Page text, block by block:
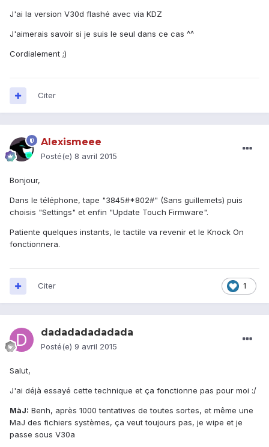
J'ai la version V30d flashé avec via KDZ
J'aimerais savoir si je suis le seul dans ce cas ^^
Cordialement ;)
Citer
Alexismeee
Posté(e) 8 avril 2015
Bonjour,
Dans le téléphone, tape "3845#*802#" (Sans guillemets) puis
choisis "Settings" et enfin "Update Touch Firmware".
Patiente quelques instants, le tactile va revenir et le Knock On
fonctionnera.
1
Citer
dadadadadadada
Posté(e) 9 avril 2015
Salut,
J'ai déjà essayé cette technique et ça fonctionne pas pour moi :/
MàJ: Benh, après 1000 tentatives de toutes sortes, et même une
MaJ des fichiers systèmes, ça veut toujours pas, je wipe et je
passe sous V30a